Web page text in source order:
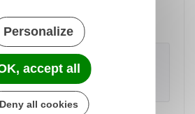
de suivre votre dossier
Personalize
accept all
Deny all cookies